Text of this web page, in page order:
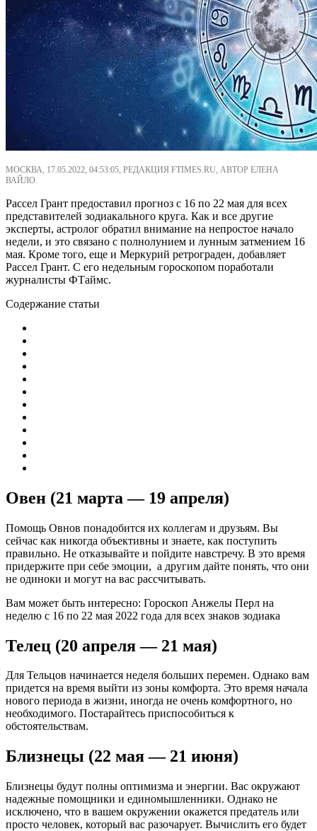
МОСКВА, 17.05.2022, 04:53:05, РЕДАКЦИЯ FTIMES.RU, АВТОР ЕЛЕНА
ВАЙЛО.
Рассел Грант предоставил прогноз с 16 по 22 мая для всех
представителей зодиакального круга. Как и все другие
эксперты, астролог обратил внимание на непростое начало
недели, и это связано с полнолунием и лунным затмением 16
мая. Кроме того, еще и Меркурий ретрограден, добавляет
Рассел Грант. С его недельным гороскопом поработали
журналисты ФТаймс.
Содержание статьи
Овен (21 марта — 19 апреля)
Помощь Овнов понадобится их коллегам и друзьям. Вы
сейчас как никогда объективны и знаете, как поступить
правильно. Не отказывайте и пойдите навстречу. В это время
придержите при себе эмоции, а другим дайте понять, что они
не одиноки и могут на вас рассчитывать.
Вам может быть интересно: Гороскоп Анжелы Перл на
неделю с 16 по 22 мая 2022 года для всех знаков зодиака
Телец (20 апреля — 21 мая)
Для Тельцов начинается неделя больших перемен. Однако вам
придется на время выйти из зоны комфорта. Это время начала
нового периода в жизни, иногда не очень комфортного, но
необходимого. Постарайтесь приспособиться к
обстоятельствам.
Близнецы (22 мая — 21 июня)
Близнецы будут полны оптимизма и энергии. Вас окружают
надежные помощники и единомышленники. Однако не
исключено, что в вашем окружении окажется предатель или
просто человек, который вас разочарует. Вычислить его будет